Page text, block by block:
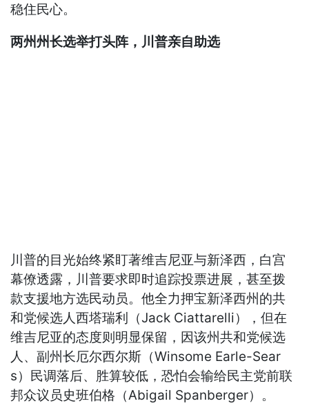
稳住民心。
两州州长选举打头阵，川普亲自助选
川普的目光始终紧盯著维吉尼亚与新泽西，白宫
幕僚透露，川普要求即时追踪投票进展，甚至拨
款支援地方选民动员。他全力押宝新泽西州的共
和党候选人西塔瑞利（Jack Ciattarelli），但在
维吉尼亚的态度则明显保留，因该州共和党候选
人、副州长厄尔西尔斯（Winsome Earle-Sear
s）民调落后、胜算较低，恐怕会输给民主党前联
邦众议员史班伯格（Abigail Spanberger）。